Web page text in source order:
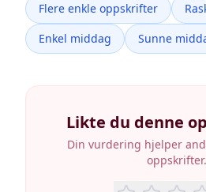
Flere enkle oppskrifter
Enkel middag
Sunne
Likte du denne
Din vurdering hjelper
oppskrifter.